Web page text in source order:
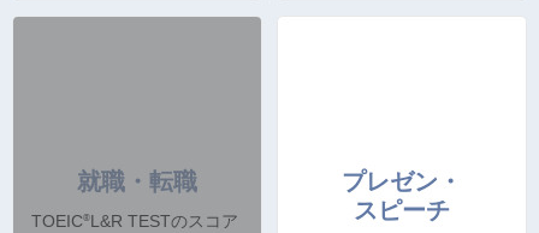
就職・転職
TOEIC®L&R TESTのスコア
プレゼン・
スピーチ